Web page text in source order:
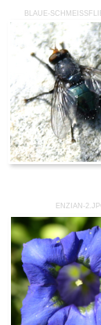
BLAUE-
ENZIAN-